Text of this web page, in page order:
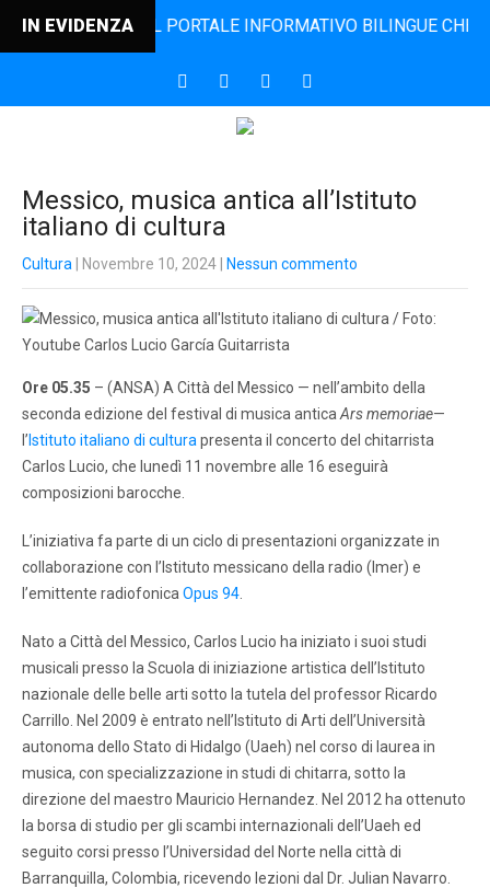
IN EVIDENZAIL PORTALE INFORMATIVO BILINGUE CHE
Messico, musica antica all’Istituto
italiano di cultura
Cultura | Novembre 10, 2024 Nessun commento
Ore 05.35 – (ANSA) A Città del Messico — nell’ambito della
seconda edizione del festival di musica antica Ars memoriae—
l’ stituto italiano di cultura presenta il concerto del chitarrista
Carlos Lucio, che lunedì 11 novembre alle 16 eseguirà
composizioni barocche.
L’iniziativa fa parte di un ciclo di presentazioni organizzate in
collaborazione con l’Istituto messicano della radio (Imer) e
l’emittente radiofonica Opus 94
Nato a Città del Messico, Carlos Lucio ha iniziato i suoi studi
musicali presso la Scuola di iniziazione artistica dell’Istituto
nazionale delle belle arti sotto la tutela del professor Ricardo
Carrillo. Nel 2009 è entrato nell’Istituto di Arti dell’Università
autonoma dello Stato di Hidalgo (Uaeh) nel corso di laurea in
musica, con specializzazione in studi di chitarra, sotto la
direzione del maestro Mauricio Hernandez. Nel 2012 ha ottenuto
la borsa di studio per gli scambi internazionali dell’Uaeh ed
seguito corsi presso l’Universidad del Norte nella città di
Barranquilla, Colombia, ricevendo lezioni dal Dr. Julian Navarro.